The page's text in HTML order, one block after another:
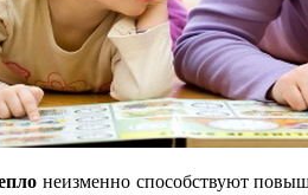
неизменно способствуют